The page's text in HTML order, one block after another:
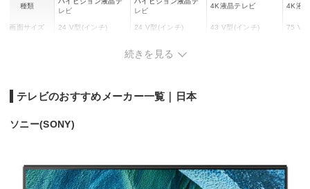
種類
レビ
レビ
4K液晶テレビ 4K液
画面サイズ 24 V型(インチ) 24 V型(インチ) 43 V型(インチ) 75 V
続きを見る
テレビのおすすめメーカー一覧｜日本
ソニー(SONY)